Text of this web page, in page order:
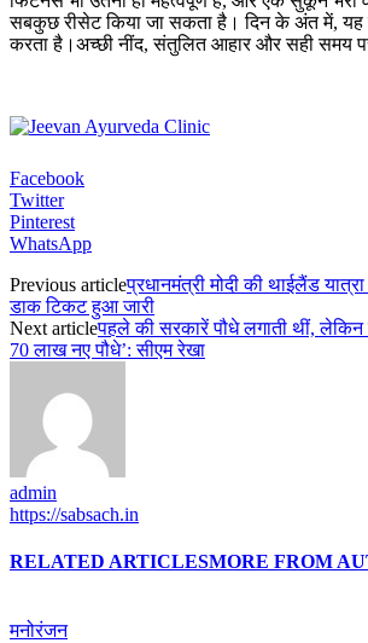
सबकुछ रीसेट किया जा सकता है। दिन के अंत में, यह
करता है।अच्छी नींद, संतुलित आहार और सही समय
Facebook
Twitter
Pinterest
WhatsApp
Previous articleप्रधानमंत्री मोदी की थाईलैंड
डाक टिकट हुआ जारी
Next articleपहले की सरकारें पौधे लगाती थीं, लेकिन
70 लाख नए पौधे’: सीएम रेखा
admin
https://sabsach.in
RELATED ARTICLESMORE FROM
मनोरंजन